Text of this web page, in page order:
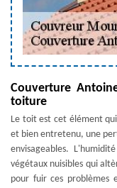
Couverture
toiture
Le toit est cet élément
et bien entretenu, une
envisageables.
végétaux nuisibles qui
pour fuir ces